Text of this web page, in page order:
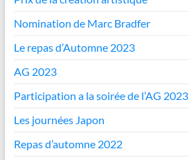
Nomination de Marc Bradfer
Le repas d’Automne 2023
AG 2023
Participation a la soirée de l’AG 2023
Les journées Japon
Repas d’automne 2022